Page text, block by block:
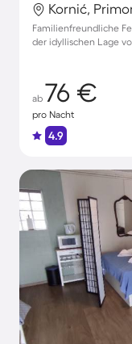
Kornić,
Familienfreundliche
der idyllischen Lage
ab 76 €
pro Nacht
4.9